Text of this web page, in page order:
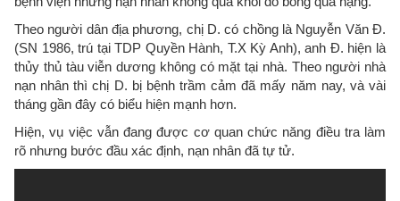
Theo người dân địa phương, chị D. có chồng là Nguyễn Văn Đ.
(SN 1986, trú tại TDP Quyền Hành, T.X Kỳ Anh), anh Đ. hiện là
thủy thủ tàu viễn dương không có mặt tại nhà. Theo người nhà
nạn nhân thì chị D. bị bệnh trầm cảm đã mấy năm nay, và vài
tháng gần đây có biểu hiện mạnh hơn.
Hiện, vụ việc vẫn đang được cơ quan chức năng điều tra làm
rõ nhưng bước đầu xác định, nạn nhân đã tự tử.